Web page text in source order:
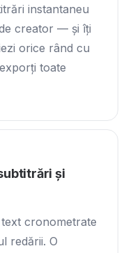
instantaneu
creator — și îți
orice rând cu
toate
și
cronometrate
redării. O